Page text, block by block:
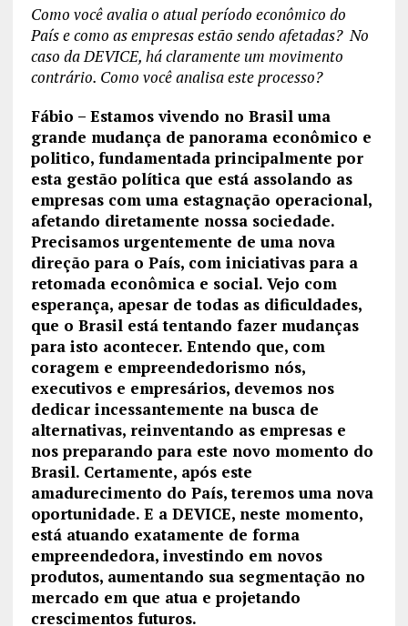
Como você avalia o atual período econômico do
País e como as empresas estão sendo afetadas? No
caso da DEVICE, há claramente um movimento
contrário. Como você analisa este processo?
Fábio – Estamos vivendo no Brasil uma
grande mudança de panorama econômico e
politico, fundamentada principalmente por
esta gestão política que está assolando as
empresas com uma estagnação operacional,
afetando diretamente nossa sociedade.
Precisamos urgentemente de uma nova
direção para o País, com iniciativas para a
retomada econômica e social. Vejo com
esperança, apesar de todas as dificuldades,
que o Brasil está tentando fazer mudanças
para isto acontecer. Entendo que, com
coragem e empreendedorismo nós,
executivos e empresários, devemos nos
dedicar incessantemente na busca de
alternativas, reinventando as empresas e
nos preparando para este novo momento do
Brasil. Certamente, após este
amadurecimento do País, teremos uma nova
oportunidade. E a DEVICE, neste momento,
está atuando exatamente de forma
empreendedora, investindo em novos
produtos, aumentando sua segmentação no
mercado em que atua e projetando
crescimentos futuros.